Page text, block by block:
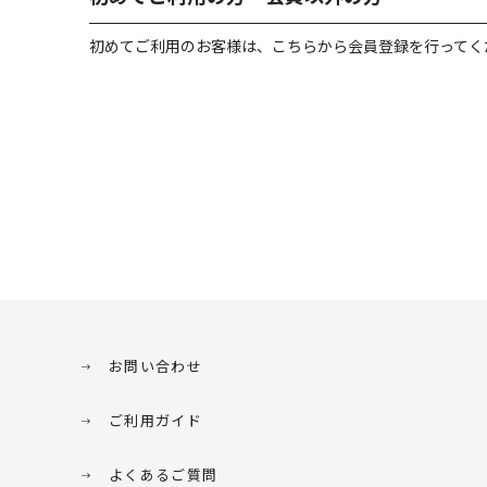
初めてご利用のお客様は、こちらから会員登録を行って
お問い合わせ
ご利用ガイド
よくあるご質問